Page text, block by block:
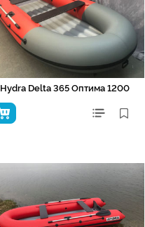
Hydra Delta 365 Оптима 1200